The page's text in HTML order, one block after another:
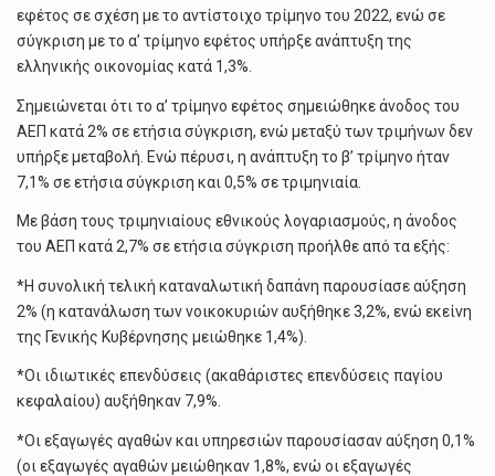
εφέτος σε σχέση με το αντίστοιχο τρίμηνο του 2022, ενώ σε
σύγκριση με το α’ τρίμηνο εφέτος υπήρξε ανάπτυξη της
ελληνικής οικονομίας κατά 1,3%.
Σημειώνεται ότι το α’ τρίμηνο εφέτος σημειώθηκε άνοδος του
ΑΕΠ κατά 2% σε ετήσια σύγκριση, ενώ μεταξύ των τριμήνων δεν
υπήρξε μεταβολή. Ενώ πέρυσι, η ανάπτυξη το β’ τρίμηνο ήταν
7,1% σε ετήσια σύγκριση και 0,5% σε τριμηνιαία.
Με βάση τους τριμηνιαίους εθνικούς λογαριασμούς, η άνοδος
του ΑΕΠ κατά 2,7% σε ετήσια σύγκριση προήλθε από τα εξής:
*Η συνολική τελική καταναλωτική δαπάνη παρουσίασε αύξηση
2% (η κατανάλωση των νοικοκυριών αυξήθηκε 3,2%, ενώ εκείνη
της Γενικής Κυβέρνησης μειώθηκε 1,4%).
*Οι ιδιωτικές επενδύσεις (ακαθάριστες επενδύσεις παγίου
κεφαλαίου) αυξήθηκαν 7,9%.
*Οι εξαγωγές αγαθών και υπηρεσιών παρουσίασαν αύξηση 0,1%
(οι εξαγωγές αγαθών μειώθηκαν 1,8%, ενώ οι εξαγωγές